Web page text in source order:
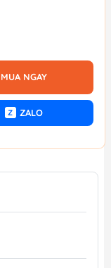
MUA NGAY
Z ZALO